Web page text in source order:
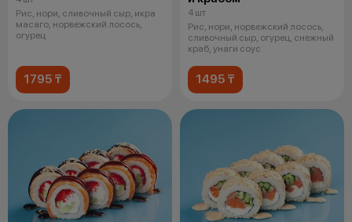
Рис, нори, сливочный сыр, икра
масаго, норвежский лосось,
огурец
1795 ₸
4 шт
Рис, нори, норвежский лосось,
сливочный сыр, огурец, снежный
краб, унаги соус
1495 ₸